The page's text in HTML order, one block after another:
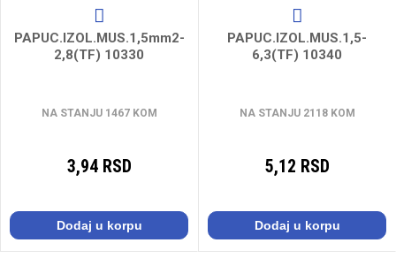
PAPUC.IZOL.MUS.1,5mm2-
2,8(TF) 10330
NA STANJU 1467 KOM
3,94 RSD
Dodaj u korpu
PAPUC.IZOL.MUS.1,5-
6,3(TF) 10340
NA STANJU 2118 KOM
5,12 RSD
Dodaj u korpu